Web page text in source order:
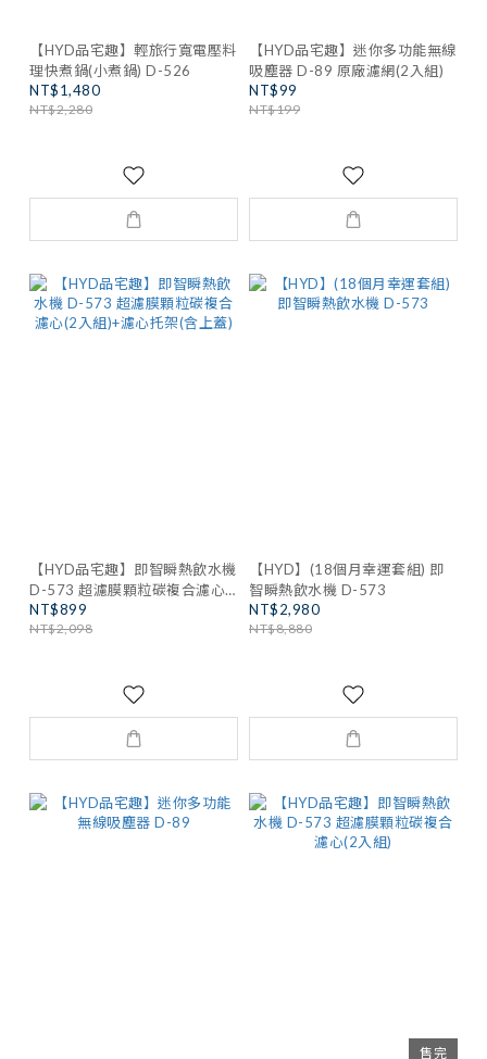
【HYD品宅趣】輕旅行寬電壓料
理快煮鍋(小煮鍋) D-526
NT$1,480
NT$2,280
【HYD品宅趣】迷你多功能無線
吸塵器 D-89 原廠濾網(2入組)
NT$99
NT$199
【HYD品宅趣】即智瞬熱飲水機
D-573 超濾膜顆粒碳複合濾心
(2入組)+濾心托架(含上蓋)
NT$899
NT$2,098
【HYD】(18個月幸運套組) 即
智瞬熱飲水機 D-573
NT$2,980
NT$8,880
售完